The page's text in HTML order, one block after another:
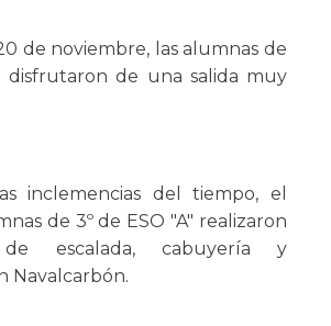
de noviembre, las alumnas de
disfrutaron de una salida muy
inclemencias del tiempo, el
de 3º de ESO "A" realizaron
de escalada, cabuyería y
Navalcarbón.